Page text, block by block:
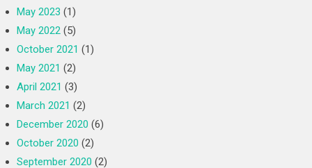
May 2023 (1)
May 2022 (5)
October 2021 (1)
May 2021 (2)
April 2021 (3)
March 2021 (2)
December 2020 (6)
October 2020 (2)
September 2020 (2)